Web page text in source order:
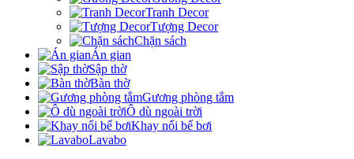
Tranh Decor
Tượng Decor
Chặn sách
Án gian
Sập thờ
Bàn thờ
Gương phòng tắm
Ô dù ngoài trời
Khay nổi bể bơi
Lavabo